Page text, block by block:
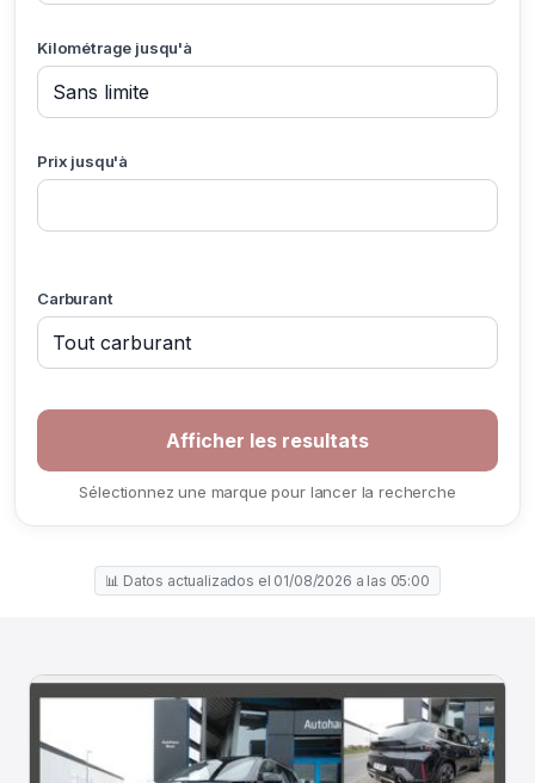
Kilométrage jusqu'à
Prix jusqu'à
Carburant
Sélectionnez une marque pour lancer la recherche
📊 Datos actualizados el 01/08/2026 a las 05:00